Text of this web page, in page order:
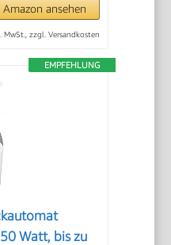
Amazon ansehen
MwSt., zzgl. Versandkosten
EMPFEHLUNG
Watt, bis zu